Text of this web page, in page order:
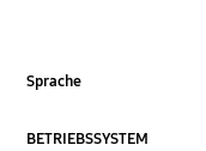
Firmware-Update
Galaxy Apps
Sprache
BETRIEBSSYSTEM